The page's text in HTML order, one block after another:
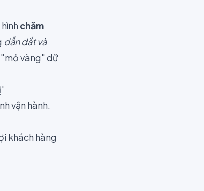
chăm
dẫn dắt và
"mỏ vàng" dữ
vận hành.
khách hàng